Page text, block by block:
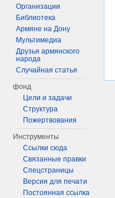
Организации
Библиотека
Армяне на Дону
Мультимедиа
Друзья армянского
народа
Случайная статья
фонд
Цели и задачи
Структура
Пожертвования
Инструменты
Ссылки сюда
Связанные правки
Спецстраницы
Версия для печати
Постоянная ссылка